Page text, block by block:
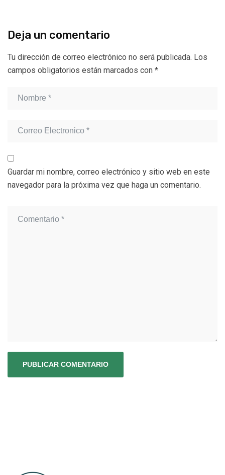
Deja un comentario
Tu dirección de correo electrónico no será publicada. Los
campos obligatorios están marcados con *
Guardar mi nombre, correo electrónico y sitio web en este
navegador para la próxima vez que haga un comentario.